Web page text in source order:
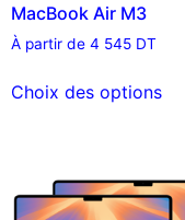
MacBook Air M3
À partir de 4 545 DT
Choix des options